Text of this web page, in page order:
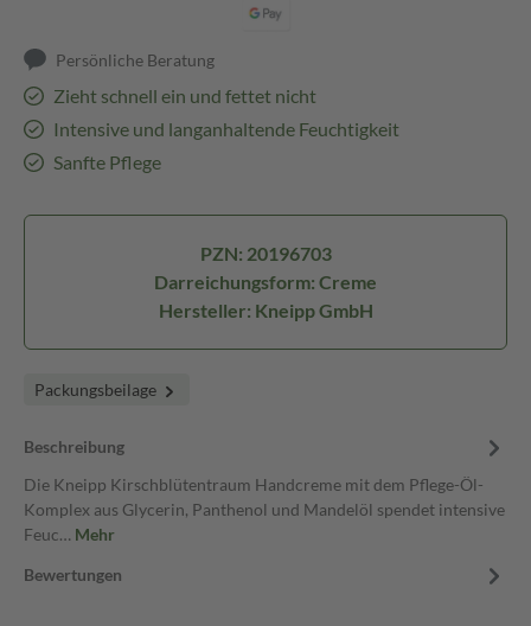
Persönliche Beratung
Zieht schnell ein und fettet nicht
Intensive und langanhaltende Feuchtigkeit
Sanfte Pflege
PZN: 20196703
Darreichungsform: Creme
Hersteller: Kneipp GmbH
Packungsbeilage
Beschreibung
Die Kneipp Kirschblütentraum Handcreme mit dem Pflege-Öl-
Komplex aus Glycerin, Panthenol und Mandelöl spendet intensive
Feuc… Mehr
Bewertungen